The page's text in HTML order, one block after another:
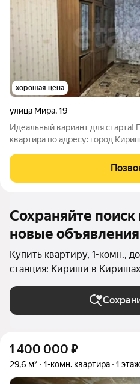
хорошая цена
улица Мира,19
Идеальный вариант для старта!
квартира по адресу: город
площадь 30,3 кв. м, Комната 18
зона отдыха,
Сохраняйте поиск
новые объявления
Купить квартиру, 1-комн.,
станция: Кириши в
1 400 000 ₽
29,6 м² 1-комн. квартира 1